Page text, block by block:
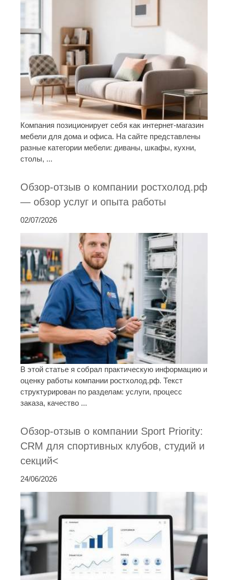
Компания позиционирует себя как интернет-магазин
мебели для дома и офиса. На сайте представлены
разные категории мебели: диваны, шкафы, кухни,
столы, ...
Обзор-отзыв о компании ростхолод.рф
— обзор услуг и опыта работы
02/07/2026
В этой статье я собрал практическую информацию и
оценку работы компании ростхолод.рф. Текст
структурирован по разделам: услуги, процесс
заказа, качество ...
Обзор-отзыв о компании Sport Priority:
CRM для спортивных клубов, студий и
секций<
24/06/2026